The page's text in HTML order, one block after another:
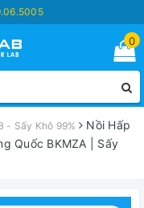
0
- Sấy Khô 99%
Nồi Hấp
Quốc BKMZA | Sấy